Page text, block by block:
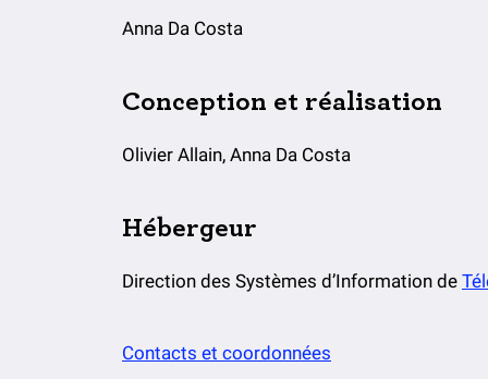
Anna Da Costa
Conception et réalisation
Olivier Allain, Anna Da Costa
Hébergeur
Direction des Systèmes d’Information de
Contacts et coordonnées